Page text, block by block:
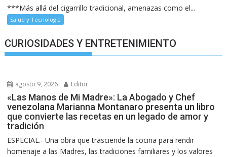
***Más allá del cigarrillo tradicional, amenazas como el...
Salud y Tecnología
CURIOSIDADES Y ENTRETENIMIENTO
agosto 9, 2026 Editor
«Las Manos de Mi Madre»: La Abogado y Chef
venezolana Marianna Montanaro presenta un libro
que convierte las recetas en un legado de amor y
tradición
ESPECIAL.- Una obra que trasciende la cocina para rendir
homenaje a las Madres, las tradiciones familiares y los valores